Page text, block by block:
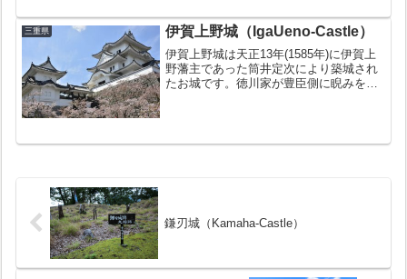
ヶ島城へ...
三重県 伊賀上野城（IgaUeno-Castle）
伊賀上野城は天正13年(1585年)に伊賀上
野藩主であった筒井定次により築城され
たお城です。徳川家が豊臣側に睨みを効
れました...
鎌刃城（Kamaha-Castle）